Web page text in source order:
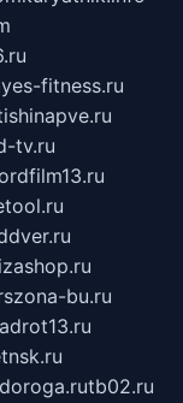
yes-fitness.ru
tv.ru
bu.ru
tb02.ru